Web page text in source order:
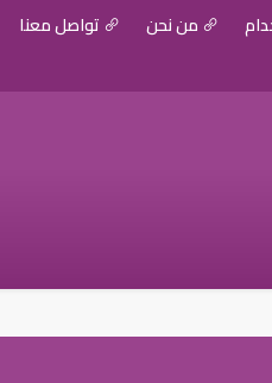
من نحن تواصل معنا